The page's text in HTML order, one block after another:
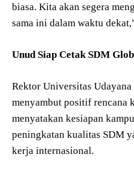
biasa. Kita akan segera
sama ini dalam waktu
Unud Siap Cetak SDM
Rektor Universitas
menyambut positif rencana
menyatakan kesiapan
peningkatan kualitas SDM
kerja internasional.